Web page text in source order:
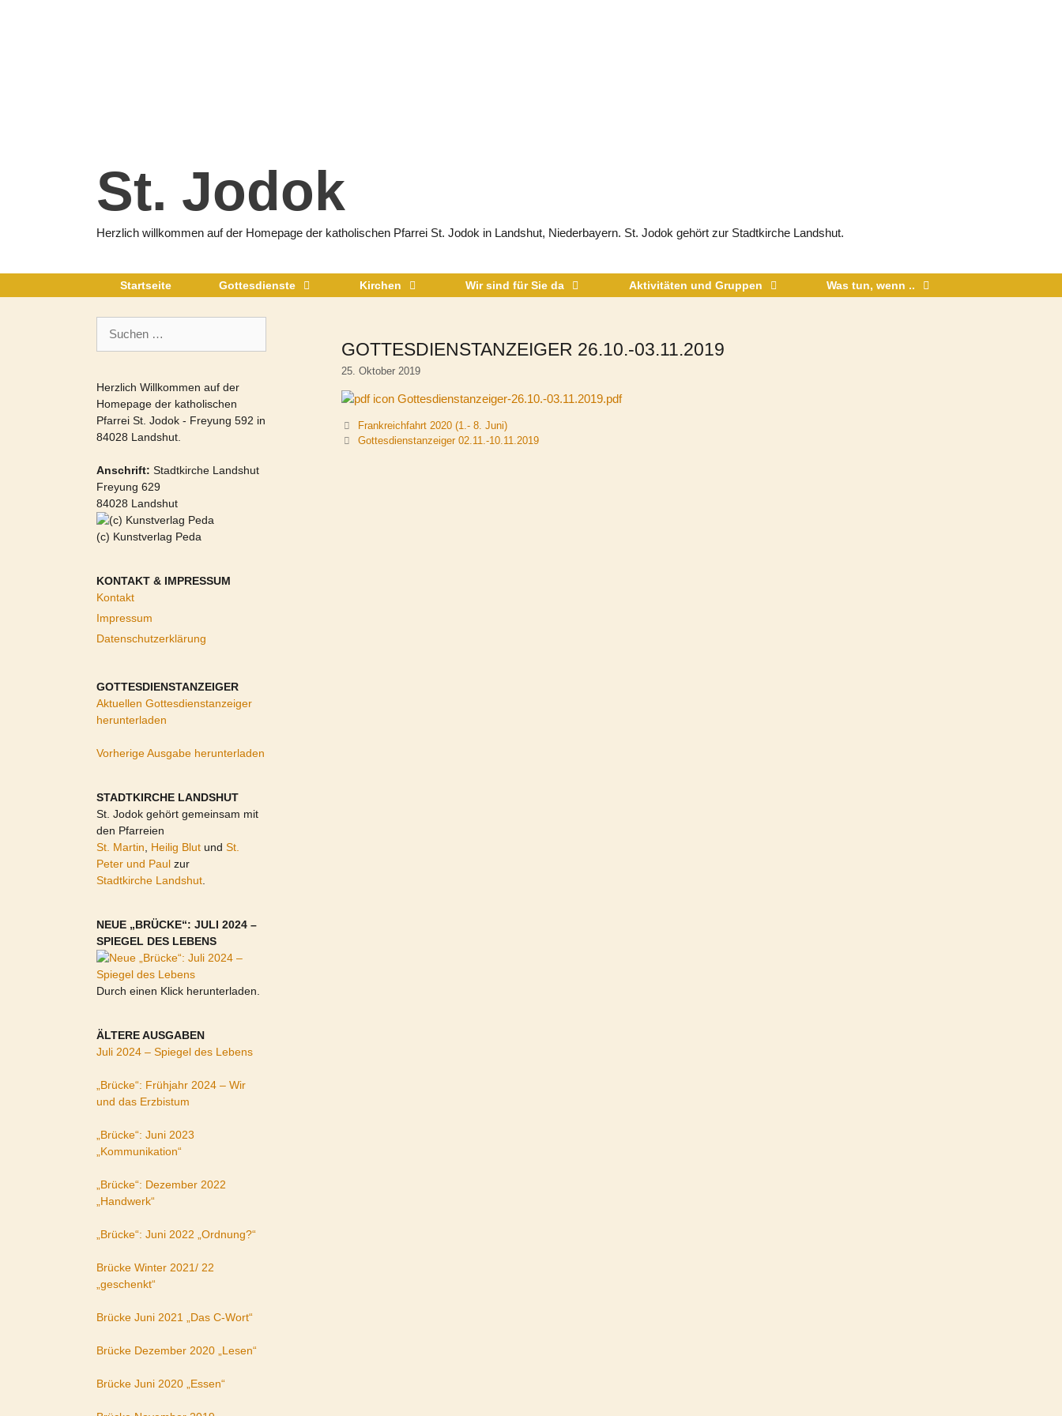
St. Jodok
Herzlich willkommen auf der Homepage der katholischen Pfarrei St. Jodok in Landshut, Niederbayern. St. Jodok gehört zur Stadtkirche Landshut.
Startseite Gottesdienste Kirchen Wir sind für Sie da Aktivitäten und Gruppen Was tun, wenn ..
GOTTESDIENSTANZEIGER 26.10.-03.11.2019
25. Oktober 2019
Gottesdienstanzeiger-26.10.-03.11.2019.pdf
Frankreichfahrt 2020 (1.- 8. Juni)
Gottesdienstanzeiger 02.11.-10.11.2019
nach:
Herzlich Willkommen auf der
Homepage der katholischen
Pfarrei St. Jodok - Freyung 592 in
84028 Landshut.
Anschrift: Stadtkirche Landshut
Freyung 629
84028 Landshut
(c) Kunstverlag Peda
KONTAKT & IMPRESSUM
Kontakt
Impressum
Datenschutzerklärung
GOTTESDIENSTANZEIGER
Aktuellen Gottesdienstanzeiger
herunterladen
Vorherige Ausgabe herunterladen
STADTKIRCHE LANDSHUT
St. Jodok gehört gemeinsam mit
den Pfarreien
St. Martin
Heilig Blut und St.
Peter und Paul zur
Stadtkirche Landshut
NEUE „BRÜCKE“: JULI 2024 –
SPIEGEL DES LEBENS
Durch einen Klick herunterladen.
ÄLTERE AUSGABEN
Juli 2024 – Spiegel des Lebens
„Brücke“: Frühjahr 2024 – Wir
und das Erzbistum
„Brücke“: Juni 2023
„Kommunikation“
„Brücke“: Dezember 2022
„Handwerk“
„Brücke“: Juni 2022 „Ordnung?“
Brücke Winter 2021/ 22
„geschenkt“
Brücke Juni 2021 „Das C-Wort“
Brücke Dezember 2020 „Lesen“
Brücke Juni 2020 „Essen“